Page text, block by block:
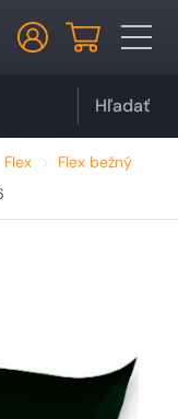
Hľadať
Flex
Flex bežný